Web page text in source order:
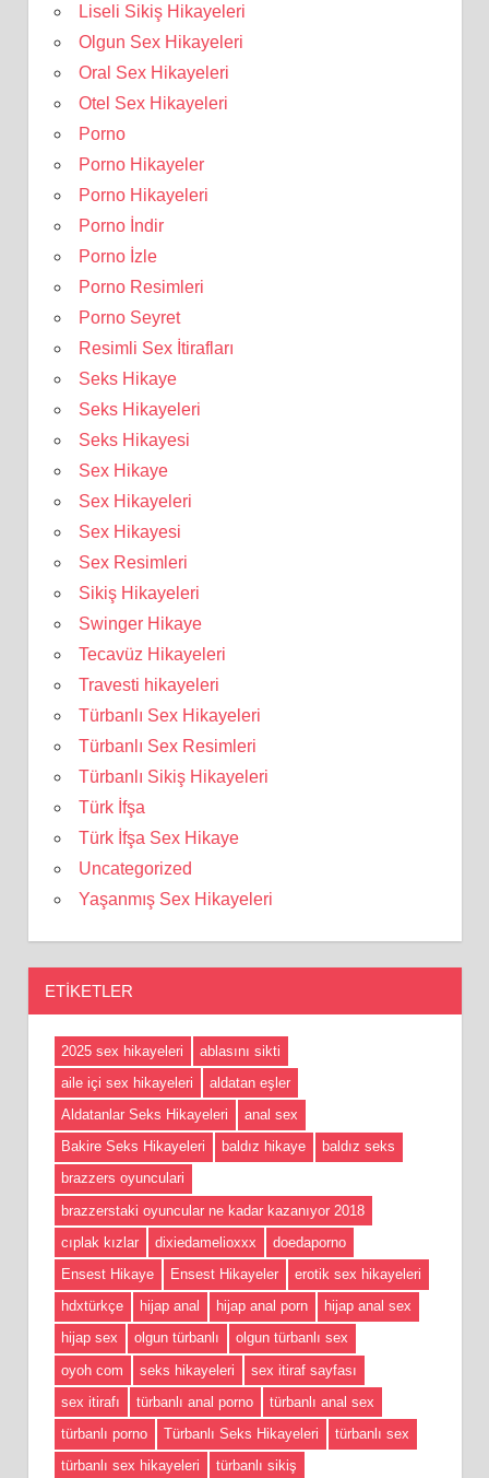
Liseli Sikiş Hikayeleri
Olgun Sex Hikayeleri
Oral Sex Hikayeleri
Otel Sex Hikayeleri
Porno
Porno Hikayeler
Porno Hikayeleri
Porno İndir
Porno İzle
Porno Resimleri
Porno Seyret
Resimli Sex İtirafları
Seks Hikaye
Seks Hikayeleri
Seks Hikayesi
Sex Hikaye
Sex Hikayeleri
Sex Hikayesi
Sex Resimleri
Sikiş Hikayeleri
Swinger Hikaye
Tecavüz Hikayeleri
Travesti hikayeleri
Türbanlı Sex Hikayeleri
Türbanlı Sex Resimleri
Türbanlı Sikiş Hikayeleri
Türk İfşa
Türk İfşa Sex Hikaye
Uncategorized
Yaşanmış Sex Hikayeleri
ETIKETLER
2025 sex hikayeleri
ablasını sikti
aile içi sex hikayeleri
aldatan eşler
Aldatanlar Seks Hikayeleri
anal sex
Bakire Seks Hikayeleri
baldız hikaye
baldız seks
brazzers oyunculari
brazzerstaki oyuncular ne kadar kazanıyor 2018
cıplak kızlar
dixiedamelioxxx
doedaporno
Ensest Hikaye
Ensest Hikayeler
erotik sex hikayeleri
hdxtürkçe
hijap anal hijap anal porn
hijap anal sex
hijap sex
olgun türbanlı
olgun türbanlı sex
oyoh com
seks hikayeleri
sex itiraf sayfası
sex itirafı
türbanlı anal porno
türbanlı anal sex
türbanlı porno
Türbanlı Seks Hikayeleri
türbanlı sex
türbanlı sex hikayeleri
türbanlı sikiş